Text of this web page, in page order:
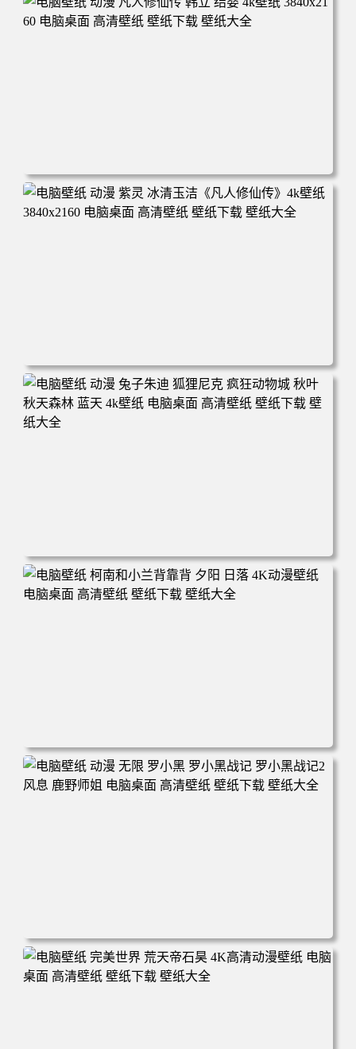
年回忆 荷塘荷叶 蜡笔小新 电脑桌面 高清壁纸 壁纸下载 壁
电脑壁纸 动漫 凡人修仙传 韩立 结婴 4k壁纸 3840x2160 电
脑桌面 高清壁纸 壁纸下载 壁纸大全
电脑壁纸 动漫 紫灵 冰清玉洁《凡人修仙传》4k壁纸 3840x2
160 电脑桌面 高清壁纸 壁纸下载 壁纸大全
电脑壁纸 动漫 兔子朱迪 狐狸尼克 疯狂动物城 秋叶 秋天森
林 蓝天 4k壁纸 电脑桌面 高清壁纸 壁纸下载 壁纸大全
电脑壁纸 柯南和小兰背靠背 夕阳 日落 4K动漫壁纸 电脑桌
面 高清壁纸 壁纸下载 壁纸大全
电脑壁纸 动漫 无限 罗小黑 罗小黑战记 罗小黑战记2 风息
鹿野师姐 电脑桌面 高清壁纸 壁纸下载 壁纸大全